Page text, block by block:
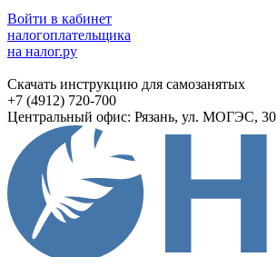
Войти в кабинет
налогоплательщика
на налог.ру
Скачать инструкцию для самозанятых
+7 (4912) 720-700
Центральный офис: Рязань, ул. МОГЭС, 30